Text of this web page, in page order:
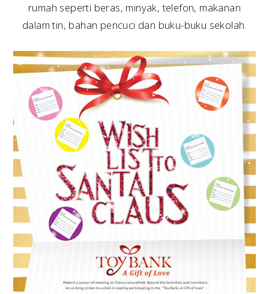
rumah seperti beras, minyak, telefon, makanan
dalam tin, bahan pencuci dan buku-buku sekolah.